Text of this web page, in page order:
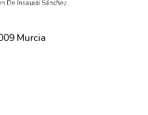
Murcia